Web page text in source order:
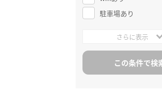
駐車場あり
さらに表示